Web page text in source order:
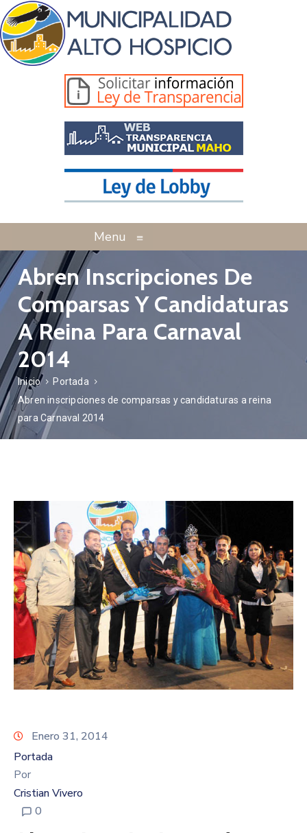
Menu ≡
Abren Inscripciones De
Comparsas Y Candidaturas
A Reina Para Carnaval
2014
Inicio
Portada
Abren inscripciones de comparsas y candidaturas a reina
para Carnaval 2014
Enero 31, 2014
Portada
Por
Cristian Vivero
0